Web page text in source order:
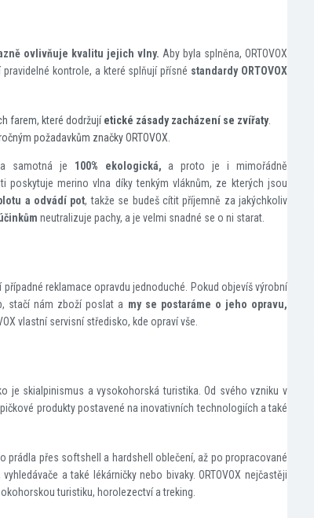
ovlivňuje kvalitu jejich vlny. Aby byla splněna, ORTOVOX
kontrole, a které splňují přísné standardy ORTOVOX
farem, které dodržujíetické zásady zacházení se zvířaty.
požadavkům značky ORTOVOX.
samotná je 100% ekologická, a proto je i mimořádně
poskytuje merino vlna díky tenkým vláknům, ze kterých jsou
a odvádí pot, takže se budeš cítit příjemně za jakýchkoliv
neutralizuje pachy, a je velmi snadné se o ni starat.
případné reklamace opravdu jednoduché. Pokud objevíš výrobní
stačí nám zboží poslat a my se postaráme o jeho opravu,
vlastní servisní středisko, kde opraví vše.
je skialpinismus a vysokohorská turistika. Od svého vzniku v
produkty postavené na inovativních technologiích a také
prádla přes softshell a hardshell oblečení, až po propracované
a také lékárničky nebo bivaky. ORTOVOX nejčastěji
turistiku, horolezectví a treking.